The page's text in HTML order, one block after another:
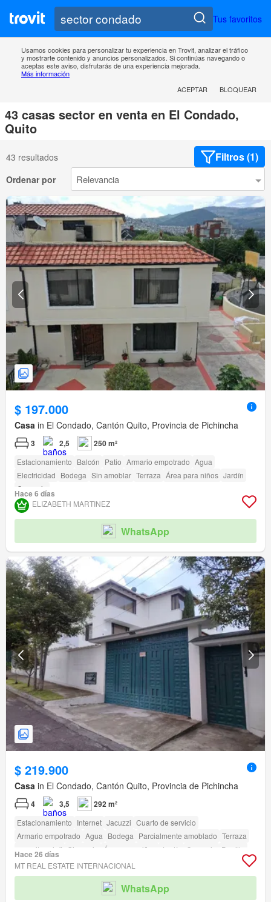
Tus favoritos
Usamos cookies para personalizar tu experiencia en Trovit, analizar el tráfico
y mostrarte contenido y anuncios personalizados. Si continúas navegando o
aceptas este aviso, disfrutarás de una experiencia mejorada.
Más información
ACEPTAR
BLOQUEAR
43 casas sector en venta en El Condado,
Quito
43 resultados Filtros (1)
Ordenar por
$ 197.000
Casa in El Condado, Cantón Quito, Provincia de Pichincha
3 2,5 250 m²
Estacionamiento Balcón Patio Armario empotrado Agua
Electricidad Bodega Sin amoblar Terraza Área para niños Jardín
Conserje
Hace 6 días
ELIZABETH MARTINEZ
WhatsApp
$ 219.900
Casa in El Condado, Cantón Quito, Provincia de Pichincha
4 3,5 292 m²
Estacionamiento Internet Jacuzzi Cuarto de servicio
Armario empotrado Agua Bodega Parcialmente amoblado Terraza
amenity_wi_fi Gimnasio Área para niños Jardín Conserje
Parrilla
Garita de guardianía
Hace 26 días
MT REAL ESTATE INTERNACIONAL
WhatsApp